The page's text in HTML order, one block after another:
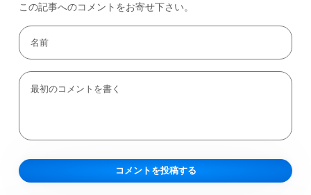
この記事へのコメントをお寄せ下さい。